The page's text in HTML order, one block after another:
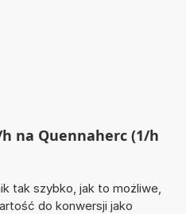
na Quennaherc (1/h
tak szybko, jak to możliwe,
do konwersji jako